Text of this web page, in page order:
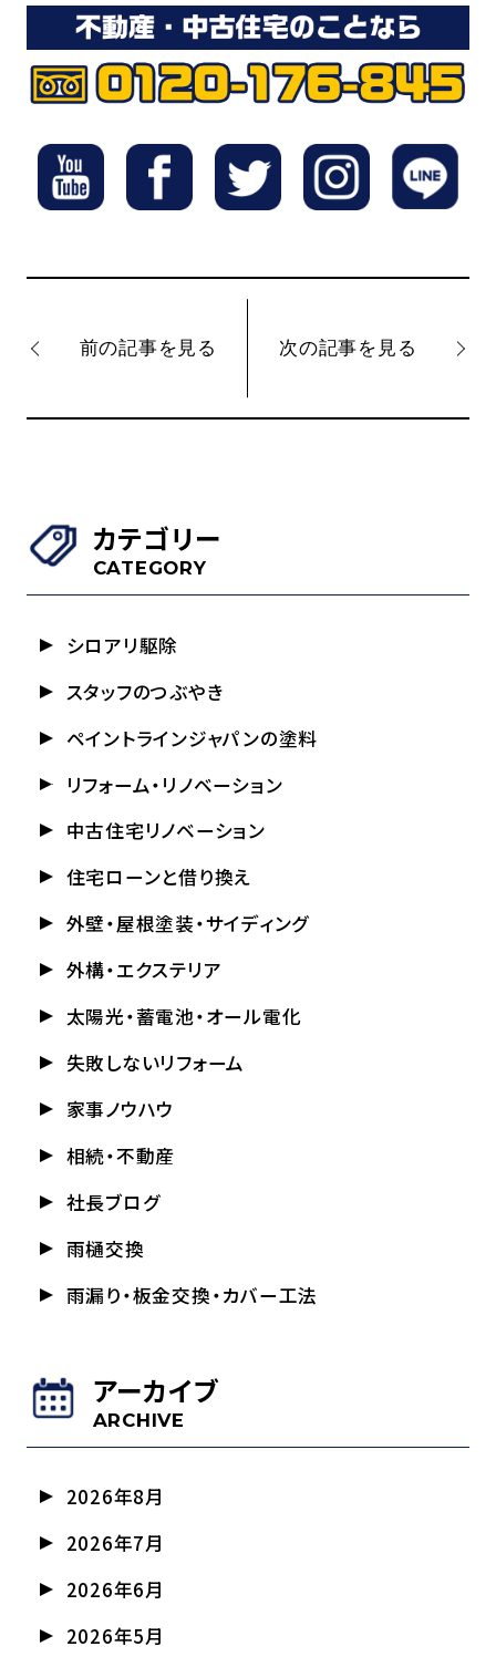
前の記事を見る 次の記事を見る
カテゴリー
CATEGORY
シロアリ駆除
スタッフのつぶやき
ペイントラインジャパンの塗料
リフォーム・リノベーション
中古住宅リノベーション
住宅ローンと借り換え
外壁・屋根塗装・サイディング
外構・エクステリア
太陽光・蓄電池・オール電化
失敗しないリフォーム
家事ノウハウ
相続・不動産
社長ブログ
雨樋交換
雨漏り・板金交換・カバー工法
アーカイブ
ARCHIVE
2026年8月
2026年7月
2026年6月
2026年5月